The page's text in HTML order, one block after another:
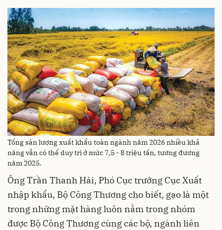
Tổng sản lượng xuất khẩu toàn ngành năm 2026 nhiều khả
năng vẫn có thể duy trì ở mức 7,5 - 8 triệu tấn, tương đương
năm 2025.
Ông Trần Thanh Hải, Phó Cục trưởng Cục Xuất
nhập khẩu, Bộ Công Thương cho biết, gạo là một
trong những mặt hàng luôn nằm trong nhóm
được Bộ Công Thương cùng các bộ, ngành liên